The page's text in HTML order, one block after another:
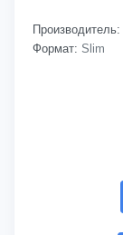
Производитель:
Формат: Slim